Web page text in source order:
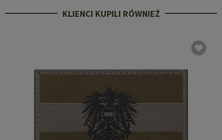
KLIENCI KUPILI RÓWNIEŻ